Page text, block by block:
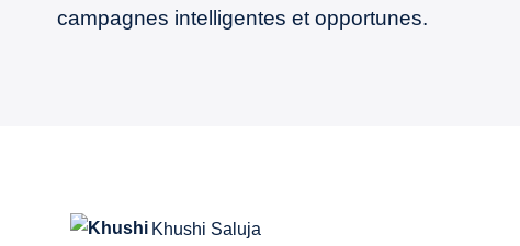
campagnes intelligentes et opportunes.
Khushi Saluja